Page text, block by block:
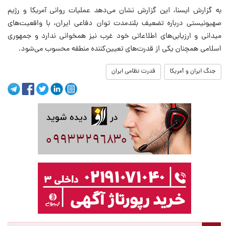
به گزارش ایسنا، این گزارش نشان می‌دهد عملیات روانی آمریکا و رژیم
صهیونیستی درباره تضعیف بلندمدت توان دفاعی ایران، با واقعیت‌های
میدانی و ارزیابی‌های اطلاعاتی خود غرب نیز همخوانی ندارد و جمهوری
اسلامی همچنان یکی از قدرت‌های تعیین‌کننده منطقه محسوب می‌شود.
جنگ ایران و آمریکا قدرت نظامی ایران